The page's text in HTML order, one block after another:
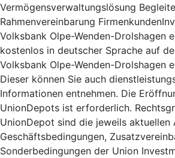
Vermögensverwaltungslösung
Rahmenvereinbarung
Volksbank Olpe-Wenden-Drolshagen
kostenlos in deutscher Sprache auf
Volksbank Olpe-Wenden-Drolshagen
Dieser können Sie auch
Informationen entnehmen. Die
UnionDepots ist erforderlich.
UnionDepot sind die jeweils aktuellen
Geschäftsbedingungen,
Sonderbedingungen der Union